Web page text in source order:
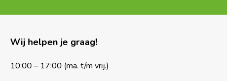
Wij helpen je graag!
10:00 – 17:00 (ma. t/m vrij.)